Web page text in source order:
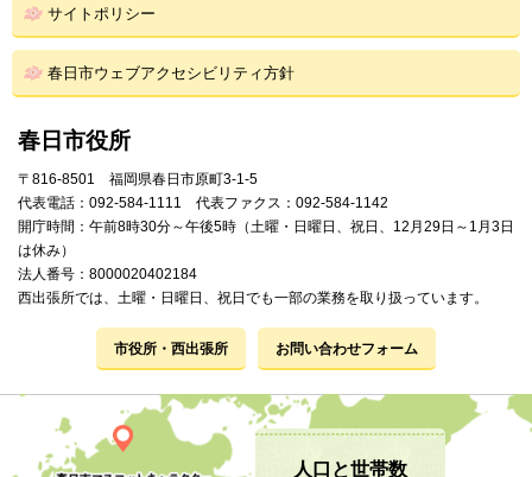
サイトポリシー
春日市ウェブアクセシビリティ方針
春日市役所
〒816-8501 福岡県春日市原町3-1-5
代表電話：092-584-1111 代表ファクス：092-584-1142
開庁時間：午前8時30分～午後5時（土曜・日曜日、祝日、12月29日～1月3日
は休み）
法人番号：8000020402184
西出張所では、土曜・日曜日、祝日でも一部の業務を取り扱っています。
市役所・西出張所 お問い合わせフォーム
人口と世帯数